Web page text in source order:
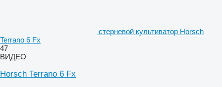
стерневой культиватор Horsch
Terrano 6 Fx
47
ВИДЕО
Horsch Terrano 6 Fx